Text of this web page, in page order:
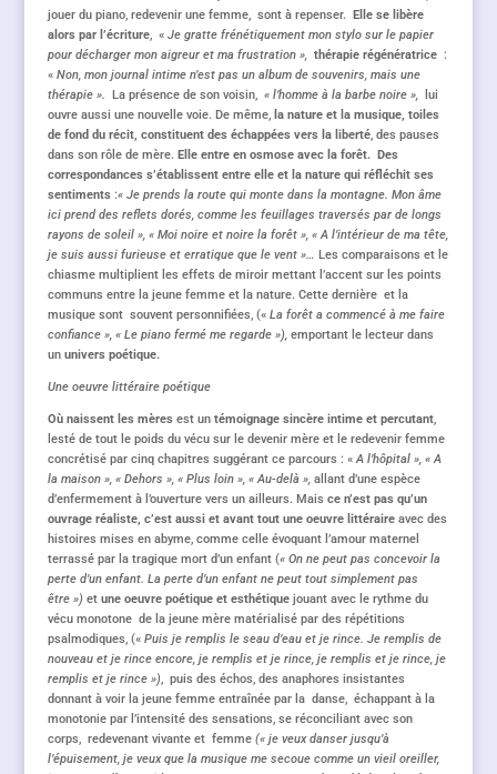
jouer du piano, redevenir une femme, sont à repenser. Elle se libère
alors par l’écriture, « Je gratte frénétiquement mon stylo sur le papier
pour décharger mon aigreur et ma frustration », thérapie régénératrice:
« Non, mon journal intime n’est pas un album de souvenirs, mais une
thérapie ». La présence de son voisin, « l’homme à la barbe noire »,
lui
ouvre aussi une nouvelle voie. De même, la nature et la musique, toiles
de fond du récit, constituent des échappées vers la liberté, des pauses
dans son rôle de mère. Elle entre en osmose avec la forêt. Des
correspondances s’établissent entre elle et la nature qui réfléchit ses
sentiments:« Je prends la route qui monte dans la montagne. Mon âme
ici prend des reflets dorés, comme les feuillages traversés par de longs
rayons de soleil », « Moi noire et noire la forêt », « A l’intérieur de ma tête,
je suis aussi furieuse et erratique que le vent »… Les comparaisons et le
chiasme multiplient les effets de miroir mettant l’accent sur les points
communs entre la jeune femme et la nature. Cette dernière et la
musique sont souvent personnifiées, (« La forêt a commencé à me faire
confiance », « Le piano fermé me regarde »), emportant le lecteur dans
un univers poétique.
Une oeuvre littéraire poétique
Où naissent les mèresest un témoignage sincère intime et percutant,
lesté de tout le poids du vécu sur le devenir mère et le redevenir femme
concrétisé par cinq chapitres suggérant ce parcours : «A l’hôpital », « A
la maison », « Dehors », « Plus loin », « Au-delà », allant d’une espèce
d’enfermement à l’ouverture vers un ailleurs. Mais ce n’est pas qu’un
ouvrage réaliste, c’est aussi et avant tout une oeuvre littéraire avec des
histoires mises en abyme, comme celle évoquant l’amour maternel
terrassé par la tragique mort d’un enfant (« On ne peut pas concevoir la
perte d’un enfant. La perte d’un enfant ne peut tout simplement pas
être ») et une oeuvre poétique et esthétiquejouant avec le rythme du
vécu monotone de la jeune mère matérialisé par des répétitions
psalmodiques, (« Puis je remplis le seau d’eau et je rince. Je remplis de
nouveau et je rince encore, je remplis et je rince, je remplis et je rince, je
remplis et je rince »), puis des échos, des anaphores insistantes
donnant à voir la jeune femme entraînée par la danse, échappant à la
monotonie par l’intensité des sensations, se réconciliant avec son
corps, redevenant vivante et femme (« je veux danser jusqu’à
l’épuisement, je veux que la musique me secoue comme un vieil oreiller,